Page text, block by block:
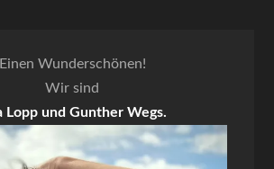
Einen Wunderschönen!
Wir sind
Lopp und Gunther Wegs.